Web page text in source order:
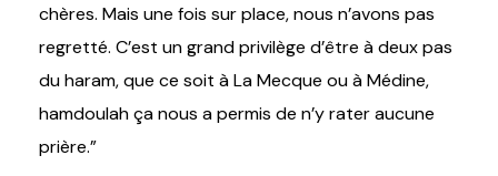
chères. Mais une fois sur place, nous n’avons pas
regretté. C’est un grand privilège d’être à deux pas
du haram, que ce soit à La Mecque ou à Médine,
hamdoulah ça nous a permis de n’y rater aucune
prière.”